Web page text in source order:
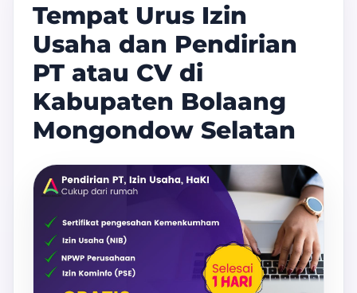
Tempat Urus Izin
Usaha dan Pendirian
PT atau CV di
Kabupaten Bolaang
Mongondow Selatan